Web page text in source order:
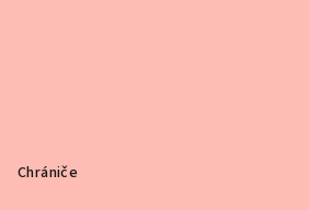
Chrániče